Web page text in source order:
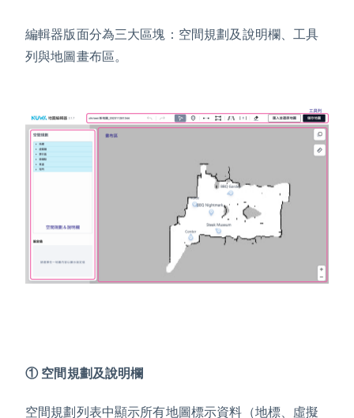
編輯器版面分為三⼤區塊：空間規劃及說明欄、⼯具
列與地圖畫布區。
① 空間規劃及說明欄
空間規劃列表中顯示所有地圖標示資料（地標、虛擬